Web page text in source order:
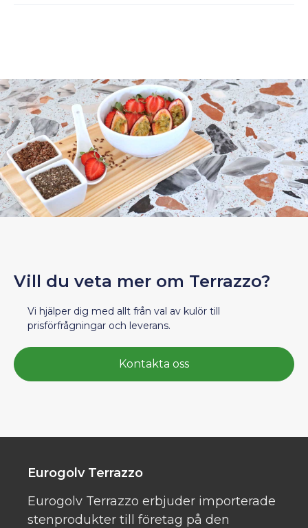
Vill du veta mer om Terrazzo?
Vi hjälper dig med allt från val av kulör till
prisförfrågningar och leverans.
Kontakta oss
Eurogolv Terrazzo
Eurogolv Terrazzo erbjuder importerade
stenprodukter till företag på den